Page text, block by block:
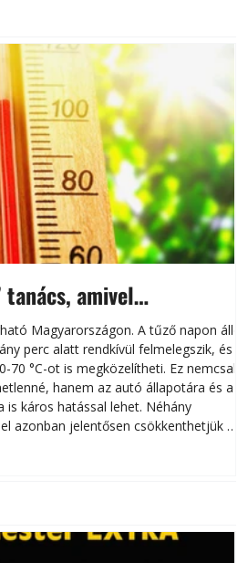
tanács, amivel
a nyári károktól
Magyarországon. A tűző napon álló
perc alatt rendkívül felmelegszik, és
70 °C-ot is megközelítheti. Ez nemcsak
hanem az autó állapotára és a
is káros hatással lehet. Néhány
azonban jelentősen csökkenthetjük a